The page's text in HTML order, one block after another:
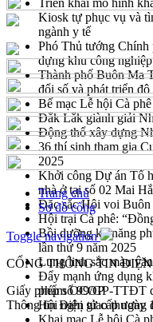
Triển khai mô hình
Kiosk tự phục vụ và
ngành y tế
Phó Thủ tướng
dựng khu công
Thành phố Buôn Ma
đổi số và phát triển
Bế mạc Lễ hội Cà
Đắk Lắk giành giải
Động thổ xây dựng
36 thí sinh tham gia
2025
Khởi công Dự án Tổ
nhà ở tại số 02 Mai
Đặc sắc Hội voi
Hội trại Cà phê:
Bồi dưỡng kỹ năng
lần thứ 9 năm 2025
Lung linh sắc màu
Đẩy mạnh ứng dụng
phẩm OCOP
Hội nghị giao thương
Trang chủ
Sơ đồ cổng
Toggle navigation
CỔNG THÔNG TIN
Giấy phép số 99/GP-TTĐT
Thông tin Điện tử cấp ngày